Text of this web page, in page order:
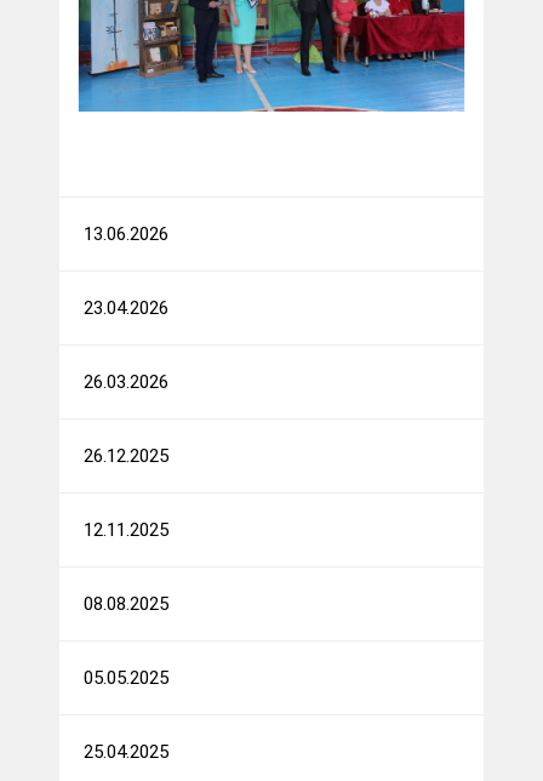
13.06.2026
23.04.2026
26.03.2026
26.12.2025
12.11.2025
08.08.2025
05.05.2025
25.04.2025